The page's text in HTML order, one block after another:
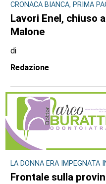
CRONACA BIANCA, PRIMA
Lavori Enel, chiuso
Malone
di
Redazione
LA DONNA ERA IMPEGNATA
Frontale sulla